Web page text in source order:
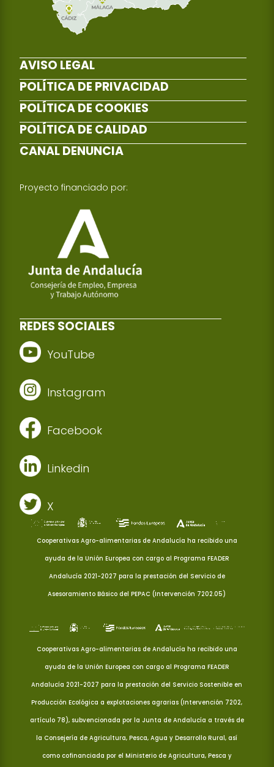
AVISO LEGAL
POLÍTICA DE PRIVACIDAD
POLÍTICA DE COOKIES
POLÍTICA DE CALIDAD
CANAL DENUNCIA
Proyecto financiado por:
REDES SOCIALES
YouTube
Instagram
Facebook
Linkedin
X
Cooperativas Agro-alimentarias de Andalucía ha recibido una
ayuda de la Unión Europea con cargo al Programa FEADER
Andalucía 2021-2027 para la prestación del Servicio de
Asesoramiento Básico del PEPAC (Intervención 7202.05)
Cooperativas Agro-alimentarias de Andalucía ha recibido una
ayuda de la Unión Europea con cargo al Programa FEADER
Andalucía 2021-2027 para la prestación del Servicio Sostenible en
Producción Ecológica a explotaciones agrarias (Intervención 7202,
artículo 78), subvencionada por la Junta de Andalucía a través de
la Consejería de Agricultura, Pesca, Agua y Desarrollo Rural, así
como cofinanciada por el Ministerio de Agricultura, Pesca y